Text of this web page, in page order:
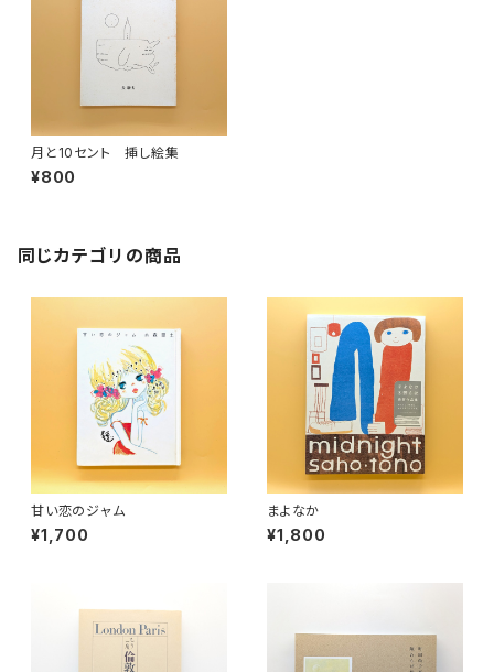
月と10セント 挿し絵集
¥800
同じカテゴリの商品
甘い恋のジャム
¥1,700
まよなか
¥1,800